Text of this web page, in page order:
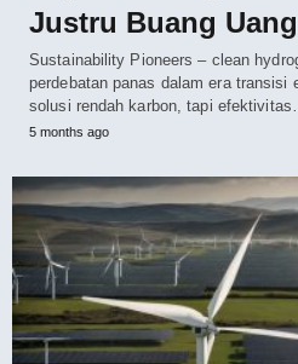
Justru Buang
Sustainability Pioneers – clean
perdebatan panas dalam era transisi
solusi rendah karbon, tapi efektivitas…
5 months ago